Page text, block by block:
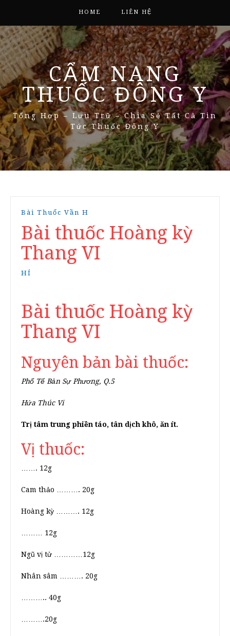
HOME LIÊN HỆ
CẨM NANG
THUỐC ĐÔNG Y
Tổng Hợp – Lưu Trữ – Chia Sẻ Tất Cả Tin
Tức Thuốc Đông Y
Bài Thuốc Vần H
Bài thuốc Hoàng kỳ
Thang VI
HÍ
Bài thuốc Hoàng kỳ
Thang VI
Nguyên bản bài thuốc:
Phổ Tế Bản Sự Phương, Q.5
Hứa Thúc Vi
Trị tâm trung phiền táo, tân dịch khô, ăn ít.
Vị thuốc:
……. 12g
Cam thảo ………. 20g
Hoàng kỳ ………. 12g
……… 12g
Ngũ vị tử …………12g
Nhân sâm ………. 20g
……….. 40g
……….20g